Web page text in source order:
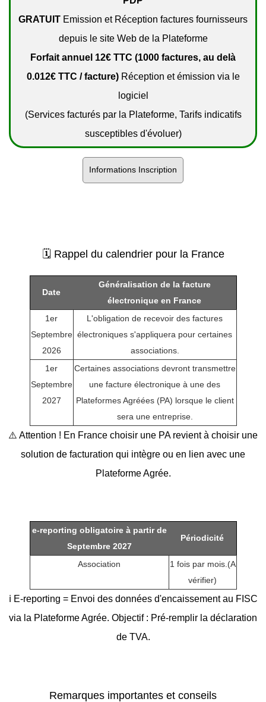
GRATUIT Emission et Réception factures fournisseurs
depuis le site Web de la Plateforme
Forfait annuel 12€ TTC (1000 factures, au delà
0.012€ TTC / facture)Réception et émission via le
logiciel
(Services facturés par la Plateforme, Tarifs indicatifs
susceptibles d'évoluer)
Informations Inscription
🗓️ Rappel du calendrier pour la France
Date
Généralisation de la facture
électronique en France
1er
Septembre
2026
L'obligation de recevoir des factures
électroniques s'appliquera pour certaines
associations.
1er
Septembre
2027
Certaines associations devront transmettre
une facture électronique à une des
Plateformes Agréées (PA) lorsque le client
sera une entreprise.
⚠️ Attention ! En France choisir une PA revient à choisir une
solution de facturation qui intègre ou en lien avec une
Plateforme Agrée.
e-reporting obligatoire à partir de
Septembre 2027
Périodicité
Association
1 fois par mois.(A
vérifier)
ℹ️ E-reporting = Envoi des données d'encaissement au FISC
via la Plateforme Agrée. Objectif : Pré-remplir la déclaration
de TVA.
Remarques importantes et conseils